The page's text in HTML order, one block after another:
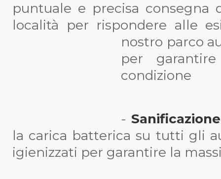
puntuale e precisa
località per rispondere alle
nostro parco
per
condizione
-
la carica batterica su tutti gli
igienizzati per garantire la